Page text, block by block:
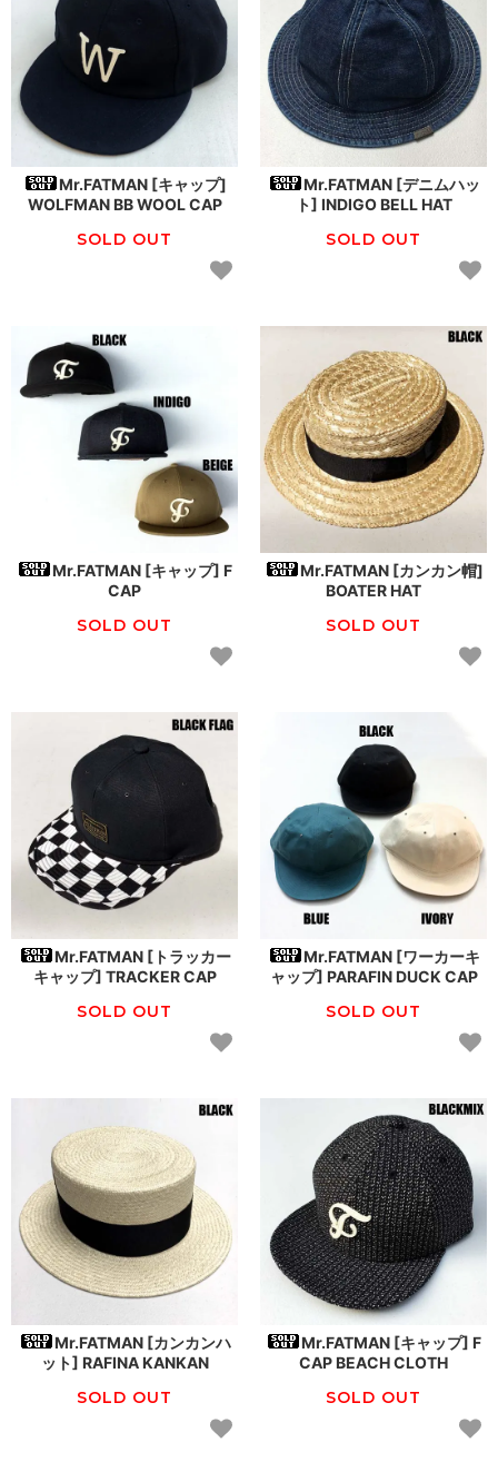
Mr.FATMAN [キャップ]
WOLFMAN BB WOOL CAP
SOLD OUT
Mr.FATMAN [デニムハッ
ト] INDIGO BELL HAT
SOLD OUT
Mr.FATMAN [キャップ] F
CAP
SOLD OUT
Mr.FATMAN [カンカン帽]
BOATER HAT
SOLD OUT
Mr.FATMAN [トラッカー
キャップ] TRACKER CAP
SOLD OUT
Mr.FATMAN [ワーカーキ
ャップ] PARAFIN DUCK CAP
SOLD OUT
Mr.FATMAN [カンカンハ
ット] RAFINA KANKAN
SOLD OUT
Mr.FATMAN [キャップ] F
CAP BEACH CLOTH
SOLD OUT